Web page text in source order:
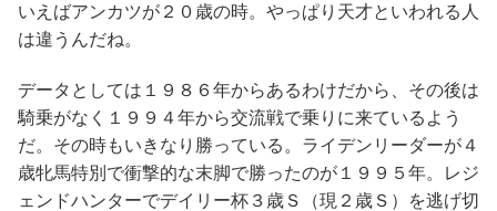
いえばアンカツが２０歳の時。やっぱり天才といわれる人
は違うんだね。
データとしては１９８６年からあるわけだから、その後は
騎乗がなく１９９４年から交流戦で乗りに来ているよう
だ。その時もいきなり勝っている。ライデンリーダーが４
歳牝馬特別で衝撃的な末脚で勝ったのが１９９５年。レジ
ェンドハンターでデイリー杯３歳Ｓ（現２歳Ｓ）を逃げ切